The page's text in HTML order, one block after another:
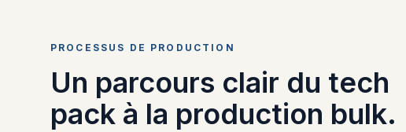
PROCESSUS DE PRODUCTION
Un parcours clair du tech
pack à la production bulk.